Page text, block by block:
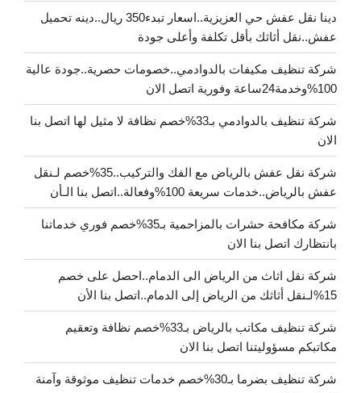
دينا نقل عفش حي العزيزية..اسعار تبدء350 ريال..دينه تحميل
عفش..نقل أثاثك بأقل تكلفة وأعلى جودة
شركة تنظيف مكيفات بالدوادمي..خصومات حصرية..جودة عالية
100%وخدمة24ساعة وفورية اتصل الان
شركة تنظيف بالدوادمي بـ33%خصم نظافة لا مثيل لها اتصل بنا
الان
شركة نقل عفش بالرياض مع الفك والتركيب..35%خصم لـنقل
عفش بالرياض..خدمات سريعة 100%وفعالة..اتصل بنا الـأن
شركة مكافحة حشرات بالمزاحمية بـ35%خصم فوري خدماتنا
بانتظارك اتصل بنا الان
شركة نقل اثاث من الرياض الى الدمام..احصل على خصم
15%لـنقل أثاثك من الرياض إلى الدمام..اتصل بنا الأن
شركة تنظيف مكاتب بالرياض بـ33%خصم نظافة وتعقيم
مكاتبكم مسؤوليتنا اتصل بنا الان
شركة تنظيف بضرما بـ30%خصم خدمات تنظيف موثوقة وآمنة